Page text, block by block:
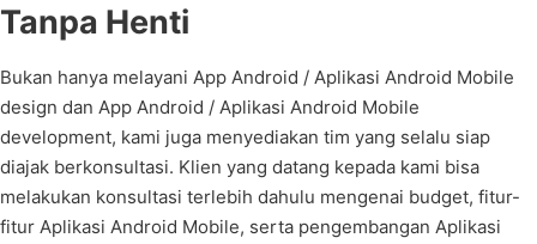
Tanpa Henti
Bukan hanya melayani App Android / Aplikasi Android Mobile
design dan App Android / Aplikasi Android Mobile
development, kami juga menyediakan tim yang selalu siap
diajak berkonsultasi. Klien yang datang kepada kami bisa
melakukan konsultasi terlebih dahulu mengenai budget, fitur-
fitur Aplikasi Android Mobile, serta pengembangan Aplikasi